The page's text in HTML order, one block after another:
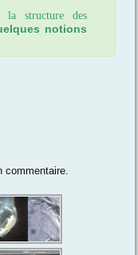
la structure des
notions
commentaire.